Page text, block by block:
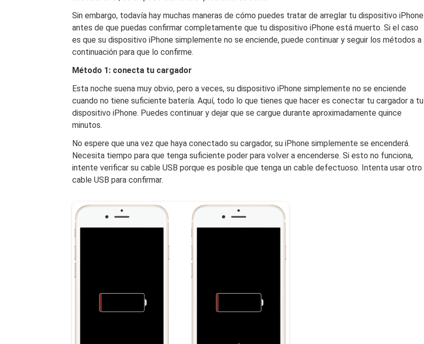
Sin embargo, todavía hay muchas maneras de cómo puedes tratar de arreglar tu dispositivo iPhone
antes de que puedas confirmar completamente que tu dispositivo iPhone está muerto. Si el caso
es que su dispositivo iPhone simplemente no se enciende, puede continuar y seguir los métodos a
continuación para que lo confirme.
Método 1: conecta tu cargador
Esta noche suena muy obvio, pero a veces, su dispositivo iPhone simplemente no se enciende
cuando no tiene suficiente batería. Aquí, todo lo que tienes que hacer es conectar tu cargador a tu
dispositivo iPhone. Puedes continuar y dejar que se cargue durante aproximadamente quince
minutos.
No espere que una vez que haya conectado su cargador, su iPhone simplemente se encenderá.
Necesita tiempo para que tenga suficiente poder para volver a encenderse. Si esto no funciona,
intente verificar su cable USB porque es posible que tenga un cable defectuoso. Intenta usar otro
cable USB para confirmar.